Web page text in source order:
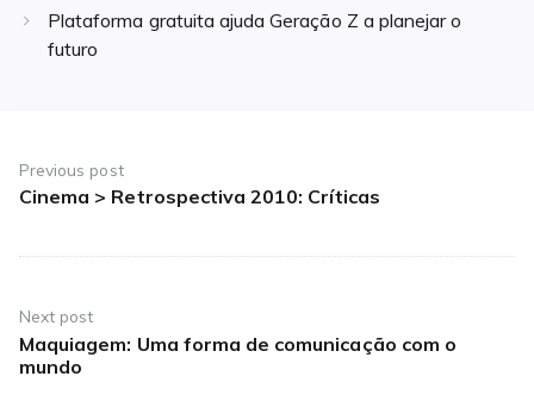
Plataforma gratuita ajuda Geração Z a planejar o
futuro
de
Post
Previous post
Previous
Cinema > Retrospectiva 2010: Críticas
Next post
Next
post:
Maquiagem: Uma forma de comunicação com o
mundo